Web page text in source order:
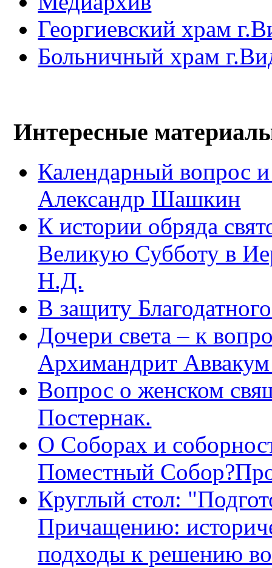
Георгиевский храм
Больничный храм
Интересные
Календарный вопрос
Александр Шашкин
К истории обряда
Великую Субботу в
Н.Д.
В защиту
Дочери света – к
Архимандрит
Вопрос о женском
Постернак.
О Соборах и
Поместный
Круглый стол:
Причащению:
подходы к решению